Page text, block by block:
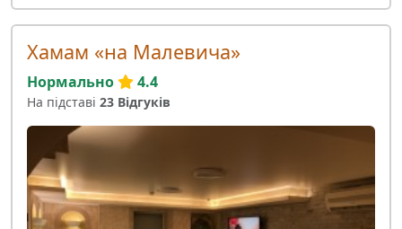
Хамам «на Малевича»
Нормально 4.4
На підставі 23 Відгуків